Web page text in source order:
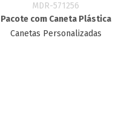
MDR-571256
Pacote com Caneta Plástica
Canetas Personalizadas